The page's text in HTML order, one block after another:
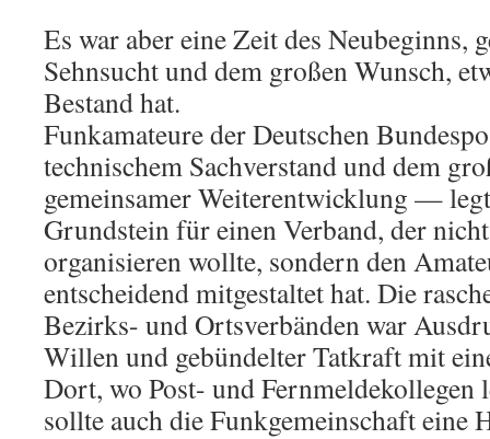
Es war aber eine Zeit des Neubeginns,
Sehnsucht und dem großen Wunsch,
Bestand hat.
Funkamateure der Deutschen
technischem Sachverstand und dem
gemeinsamer Weiterentwicklung —
Grundstein für einen Verband, der
organisieren wollte, sondern den
entscheidend mitgestaltet hat. Die
Bezirks- und Ortsverbänden war
Willen und gebündelter Tatkraft mit
Dort, wo Post- und Fernmeldekollegen
sollte auch die Funkgemeinschaft eine